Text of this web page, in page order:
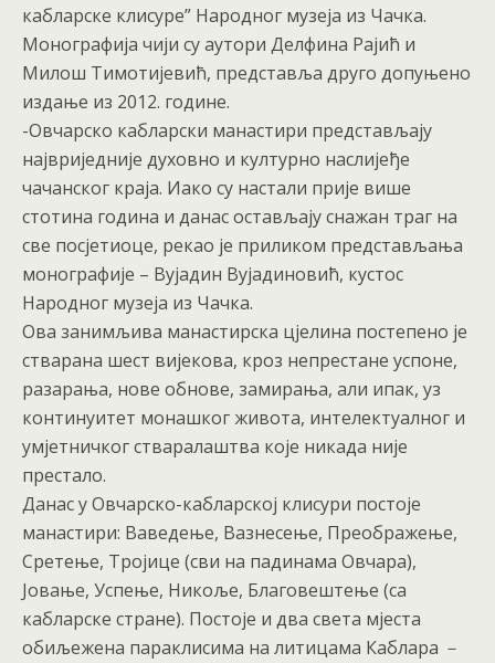
кабларске клисуре” Народног музеја из Чачка.
Монографија чији су аутори Делфина Рајић и
Милош Тимотијевић, представља друго допуњено
издање из 2012. године.
-Овчарско кабларски манастири представљају
највриједније духовно и културно наслијеђе
чачанског краја. Иако су настали прије више
стотина година и данас остављају снажан траг на
све посјетиоце, рекао је приликом представљања
монографије – Вујадин Вујадиновић, кустос
Народног музеја из Чачка.
Ова занимљива манастирска цјелина постепено је
стварана шест вијекова, кроз непрестане успоне,
разарања, нове обнове, замирања, али ипак, уз
континуитет монашког живота, интелектуалног и
умјетничког стваралаштва које никада није
престало.
Данас у Овчарско-кабларској клисури постоје
манастири: Ваведење, Вазнесење, Преображење,
Сретење, Тројице (сви на падинама Овчара),
Јовање, Успење, Никоље, Благовештење (са
кабларске стране). Постоје и два света мјеста
обиљежена параклисима на литицама Каблара －